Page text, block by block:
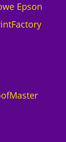
Epson